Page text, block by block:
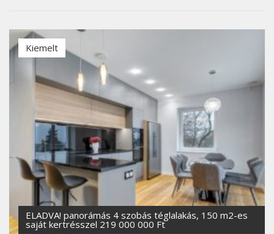
ELADVA! panorámás 4 szobás téglalakás, 150 m2-es
saját kertrésszel 219 000 000 Ft
Kiemelt